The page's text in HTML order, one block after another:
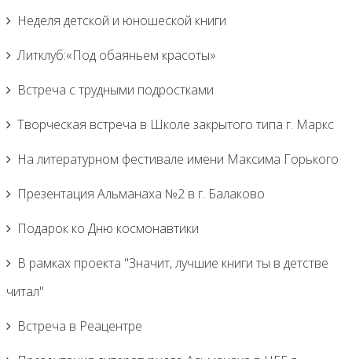
Неделя детской и юношеской книги
Литклуб:«Под обаяньем красоты»
Встреча с трудными подростками
Творческая встреча в Школе закрытого типа г. Маркс
На литературном фестивале имени Максима Горького
Презентация Альманаха №2 в г. Балаково
Подарок ко Дню космонавтики
В рамках проекта "Значит, лучшие книги ты в детстве
читал"
Встреча в Реацентре